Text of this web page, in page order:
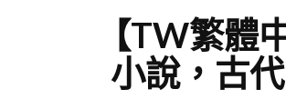
【TW繁
小說，古